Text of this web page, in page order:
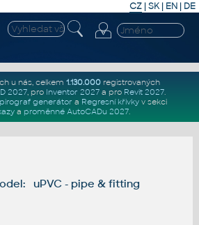
CZ | SK| EN | DE
u nás, celkem 1.130.000registrovaných
2027, pro Inventor 2027a pro Revit 2027.
generátor a Regresní křivkyv sekci
a proměnné AutoCADu 2027.
uPVC - pipe & fitting